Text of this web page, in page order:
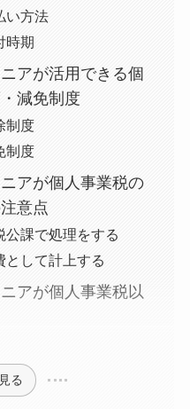
い方法
時期
アが活用できる個
減免制度
制度
制度
アが個人事業税の
意点
公課で処理をする
として計上する
アが個人事業税以
る